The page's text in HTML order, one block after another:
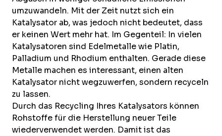
umzuwandeln. Mit der Zeit nutzt sich ein
Katalysator ab, was jedoch nicht bedeutet, dass
er keinen Wert mehr hat. Im Gegenteil: In vielen
Katalysatoren sind Edelmetalle wie Platin,
Palladium und Rhodium enthalten. Gerade diese
Metalle machen es interessant, einen alten
Katalysator nicht wegzuwerfen, sondern recyceln
zu lassen.
Durch das Recycling Ihres Katalysators können
Rohstoffe für die Herstellung neuer Teile
wiederverwendet werden. Damit ist das